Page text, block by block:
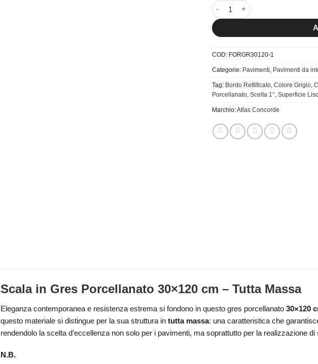
30x120 Format Gray quantità
COD: FORGR30120-1
Categorie: Pavimenti, Pavimenti da
Tag: Bordo Rettificato, Colore Grigio,
Porcellanato, Scelta 1°, Superficie
Marchio:Atlas Concorde
Scala in Gres Porcellanato 30×120 cm – Tutta Massa
Eleganza contemporanea e resistenza estrema si fondono in questo gres porcellanato30×120
questo materiale si distingue per la sua struttura intutta massa: una caratteristica che
rendendolo la scelta d’eccellenza non solo per i pavimenti, ma soprattutto per la realizzazione di
N.B.